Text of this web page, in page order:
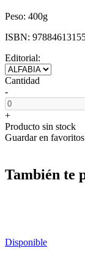
Peso: 400g
ISBN:
Editorial:
Cantidad
-
+
Producto sin stock
Guardar en favoritos
También te
Disponible